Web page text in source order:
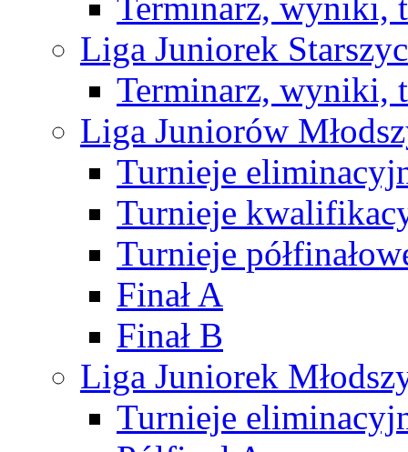
Liga Juniorek
Terminarz, wyniki,
Liga Juniorów
Turnieje
Turnieje
Turnieje
Finał A
Finał B
Liga Juniorek
Turnieje